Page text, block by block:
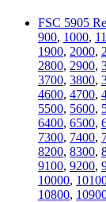
FSC 5905
900, 1000,
1900, 2000,
2800, 2900,
3700, 3800,
4600, 4700,
5500, 5600,
6400, 6500,
7300, 7400,
8200, 8300,
9100, 9200,
10000,
10800,